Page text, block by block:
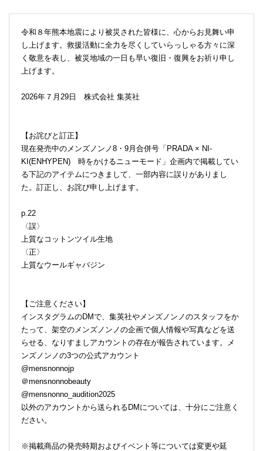
令和８年熊本地震により被災された皆様に、心からお見舞い申
し上げます。救援活動に全力を尽くしていらっしゃる方々に深
く敬意を表し、被災地域の一日も早い復旧・復興をお祈り申し
上げます。
2026年７月29日 株式会社 集英社
【お詫びと訂正】
現在発売中のメンズノンノ8・9月合併号「PRADA × NI-
KI(ENHYPEN) 時をかけるニューモード」企画内で掲載してい
る下記のアイテムにつきまして、一部内容に誤りがありまし
た。訂正し、お詫び申し上げます。
p.22
〈誤〉
上質なコットンツイル生地
〈正〉
上質なウールギャバジン
【ご注意ください】
インスタグラムのDMで、集英社やメンズノンノのスタッフをか
たって、架空のメンズノンノの企画で個人情報や写真などを送
らせる、なりすましアカウントの存在が報告されています。メ
ンズノンノの3つの公式アカウント
@mensnonnojp
＠mensnonnobeauty
@mensnonno_audition2025
以外のアカウントから送られるDMについては、十分にご注意く
ださい。
※掲載商品の発売時期およびイベント等については変更や延